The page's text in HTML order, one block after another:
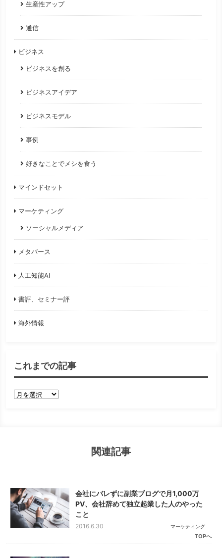
生産性アップ
通信
ビジネス
ビジネスを創る
ビジネスアイデア
ビジネスモデル
事例
好きなことでメシを食う
マインドセット
マーケティング
ソーシャルメディア
メタバース
人工知能AI
書評、セミナー評
海外情報
これまでの記事
こ
関連記事
会社にバレずに副業ブログで月1,000万
PV、会社辞めて独立起業した人のやった
こと
2016.6.30 マーケティング
TOPへ